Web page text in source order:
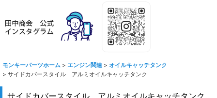
モンキーパーツホーム > エンジン関連 > オイルキャッチタンク
> サイドカバースタイル アルミオイルキャッチタンク